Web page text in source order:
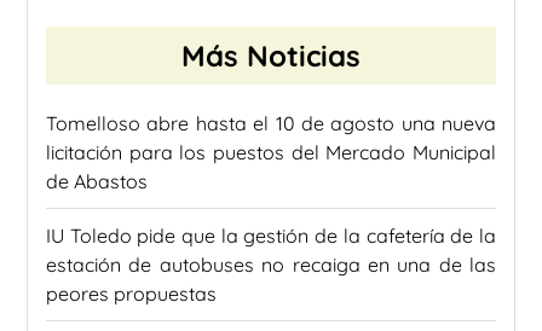
Más Noticias
Tomelloso abre hasta el 10 de agosto una nueva
licitación para los puestos del Mercado Municipal
de Abastos
IU Toledo pide que la gestión de la cafetería de la
estación de autobuses no recaiga en una de las
peores propuestas